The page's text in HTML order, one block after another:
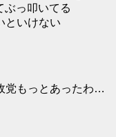
ぶっ叩いてる
といけない
党もっとあったわ…